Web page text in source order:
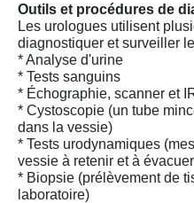
Outils et procédures de
Les urologues utilisent
diagnostiquer et surveiller
* Analyse d'urine
* Tests sanguins
* Échographie, scanner et
* Cystoscopie (un tube
dans la vessie)
* Tests urodynamiques
vessie à retenir et à
* Biopsie (prélèvement de
laboratoire)